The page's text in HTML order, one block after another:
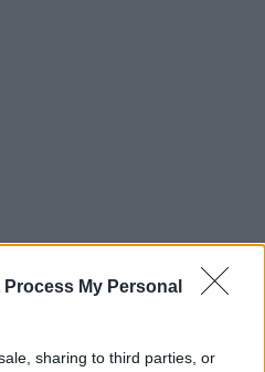
Process My Personal
sharing to third parties, or